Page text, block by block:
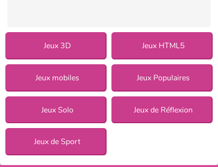
Jeux 3D Jeux HTML5
Jeux mobiles Jeux Populaires
Jeux Solo Jeux de Réflexion
Jeux de Sport